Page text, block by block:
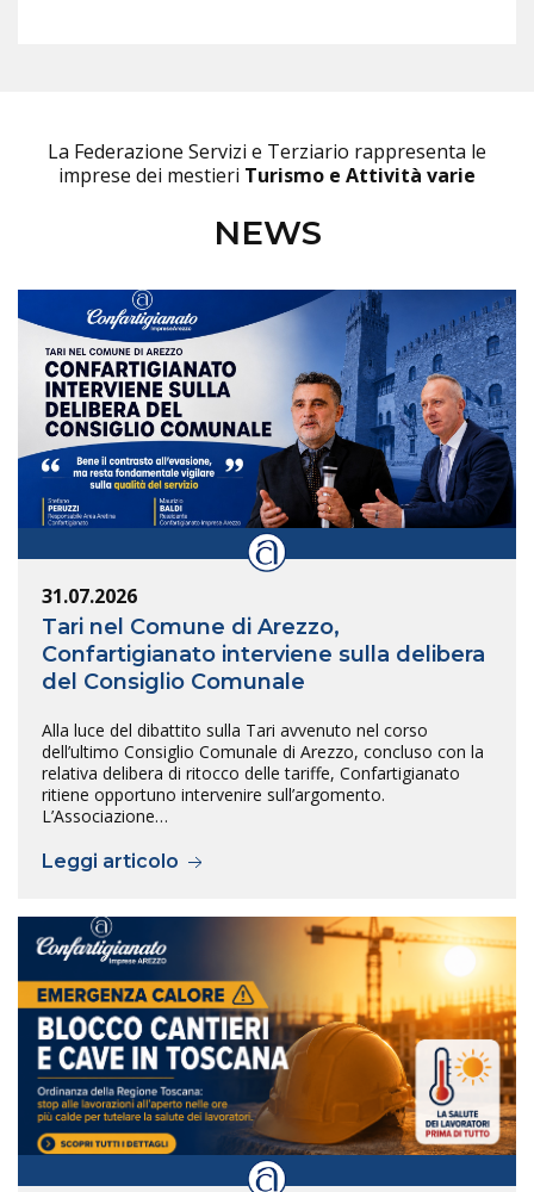
La Federazione Servizi e Terziario rappresenta le
imprese dei mestieri Turismo e Attività varie
NEWS
31.07.2026
Tari nel Comune di Arezzo,
Confartigianato interviene sulla delibera
del Consiglio Comunale
Alla luce del dibattito sulla Tari avvenuto nel corso
dell’ultimo Consiglio Comunale di Arezzo, concluso con la
relativa delibera di ritocco delle tariffe, Confartigianato
ritiene opportuno intervenire sull’argomento.
L’Associazione…
Leggi articolo